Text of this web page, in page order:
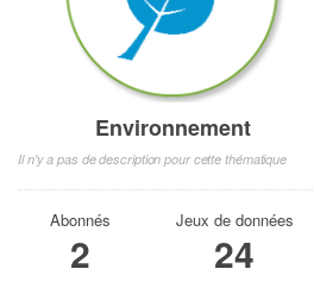
Environnement
Il n'y a pas de description pour cette thématique
Abonnés
2
Jeux de données
24